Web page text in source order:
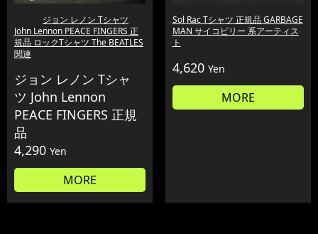
ジョン レノン Tシャツ
John Lennon PEACE FINGERS 正
規品 ロックTシャツ The BEATLES
関連
ジョン レノン Tシャ
ツ John Lennon
PEACE FINGERS 正規
品
4,290 Yen
MORE
Sol Rac Tシャツ 正規品 GARBAGE
MAN サイコビリー 系アーティス
ト
4,620 Yen
MORE